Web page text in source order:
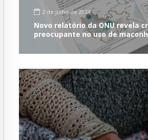
2 de julho de 2024
Novo relatório da ONU revela
preocupante no uso de